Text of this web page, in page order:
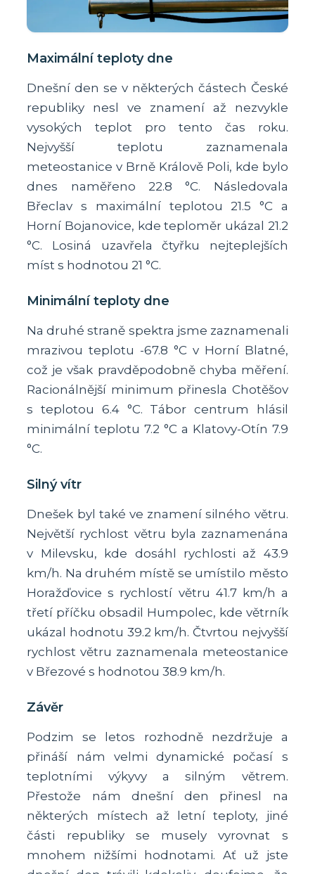
Maximální teploty dne
Dnešní den se v některých částech České
republiky nesl ve znamení až nezvykle
vysokých teplot pro tento čas roku.
Nejvyšší teplotu zaznamenala
meteostanice v Brně Králově Poli, kde bylo
dnes naměřeno 22.8 °C. Následovala
Břeclav s maximální teplotou 21.5 °C a
Horní Bojanovice, kde teploměr ukázal 21.2
°C. Losiná uzavřela čtyřku nejteplejších
míst s hodnotou 21 °C.
Minimální teploty dne
Na druhé straně spektra jsme zaznamenali
mrazivou teplotu -67.8 °C v Horní Blatné,
což je však pravděpodobně chyba měření.
Racionálnější minimum přinesla Chotěšov
s teplotou 6.4 °C. Tábor centrum hlásil
minimální teplotu 7.2 °C a Klatovy-Otín 7.9
°C.
Silný vítr
Dnešek byl také ve znamení silného větru.
Největší rychlost větru byla zaznamenána
v Milevsku, kde dosáhl rychlosti až 43.9
km/h. Na druhém místě se umístilo město
Horažďovice s rychlostí větru 41.7 km/h a
třetí příčku obsadil Humpolec, kde větrník
ukázal hodnotu 39.2 km/h. Čtvrtou nejvyšší
rychlost větru zaznamenala meteostanice
v Březové s hodnotou 38.9 km/h.
Závěr
Podzim se letos rozhodně nezdržuje a
přináší nám velmi dynamické počasí s
teplotními výkyvy a silným větrem.
Přestože nám dnešní den přinesl na
některých místech až letní teploty, jiné
části republiky se musely vyrovnat s
mnohem nižšími hodnotami. Ať už jste